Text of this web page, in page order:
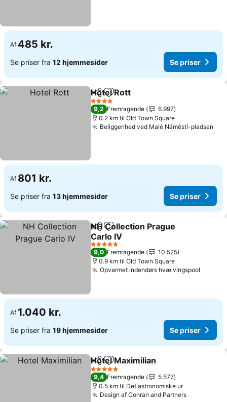
Af 485 kr.
Se priser fra 12 hjemmesider Se priser
Del Føj til favoritter
Hotel Rott
4 Stjerner
9,2 Fremragende
6.997
0.2 km til Old Town Square
Beliggenhed ved Malé Náměstí-pladsen
Af 801 kr.
Se priser fra 13 hjemmesider Se priser
Del Føj til favoritter
NH Collection Prague
Carlo IV
Se priser
5 Stjerner
9,0 Fremragende
10.525
0.9 km til Old Town Square
Opvarmet indendørs hvælvingspool
Af 1.040 kr.
Se priser fra 19 hjemmesider Se priser
Del Føj til favoritter
Hotel Maximilian
5 Stjerner
9,4 Fremragende
5.577
0.5 km til Det astronomiske ur
Design af Conran and PartnersSe priser